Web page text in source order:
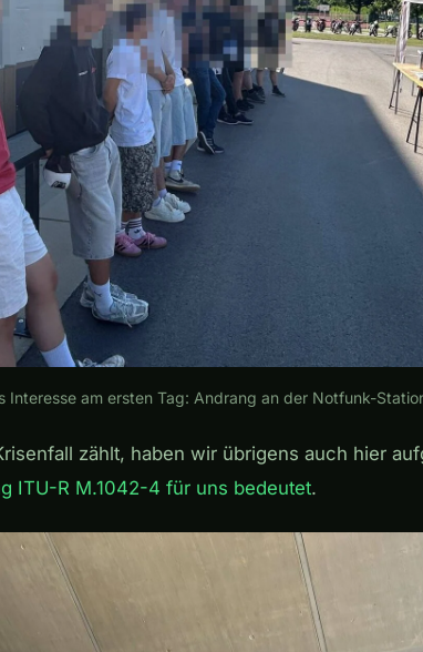
Interesse am ersten Tag: Andrang an der Notfunk-
zählt, haben wir übrigens auch hier
ITU-R M.1042-4 für uns bedeutet.